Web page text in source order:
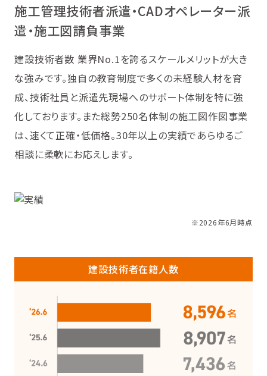
施工管理技術者派遣・CADオペレーター派
遣・施工図請負事業
建設技術者数 業界No.1を誇るスケールメリットが大き
な強みです。独自の教育制度で多くの未経験人材を育
成、技術社員と派遣先現場へのサポート体制を特に強
化しております。また総勢250名体制の施工図作図事業
は、速くて正確・低価格。30年以上の実績であらゆるご
相談に柔軟にお応えします。
※2026年6月時点
建設技術者在籍人数